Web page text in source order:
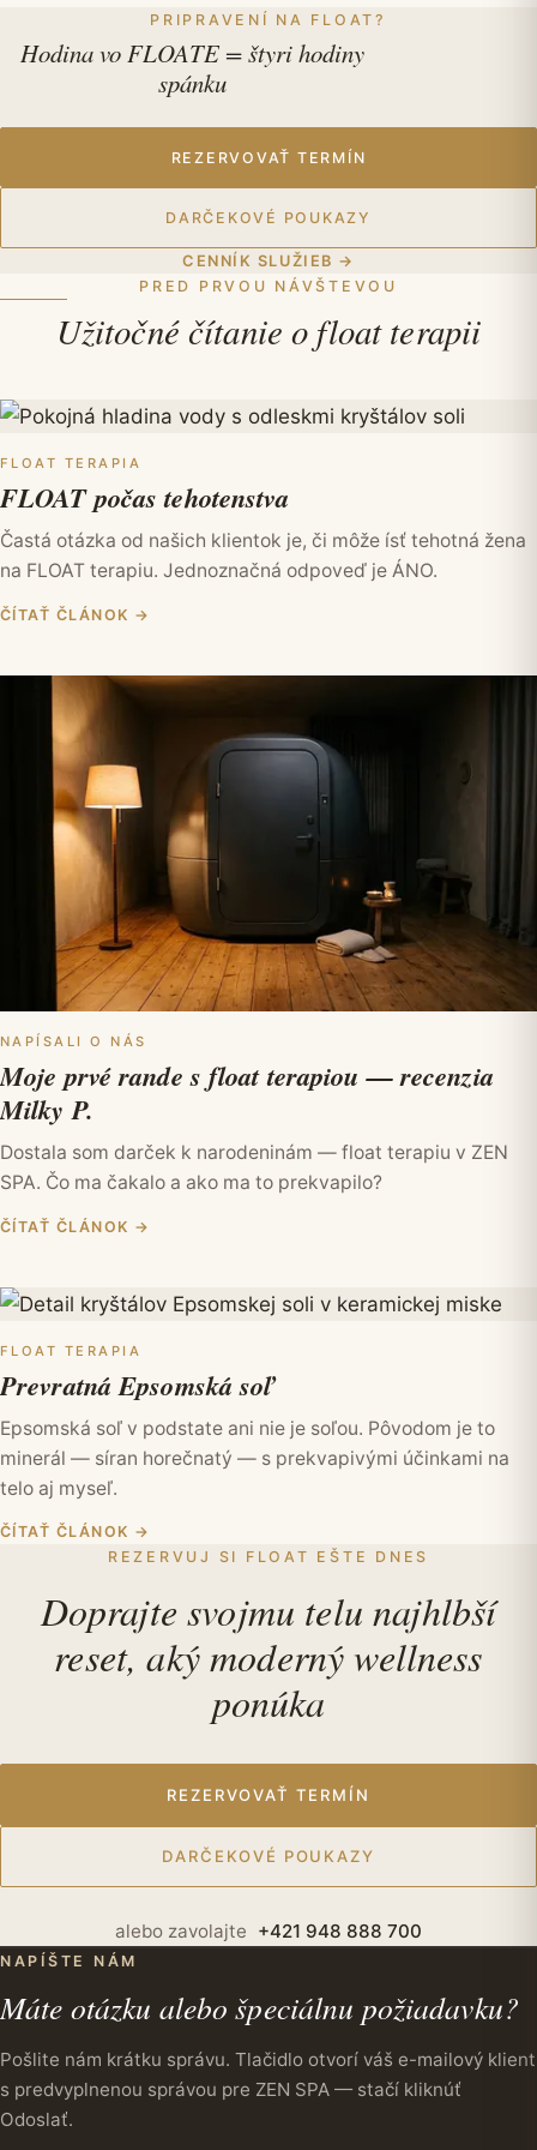
PRIPRAVENÍ NA FLOAT?
Hodina vo FLOATE = štyri hodiny
spánku
REZERVOVAŤ TERMÍN
DARČEKOVÉ POUKAZY
CENNÍK SLUŽIEB →
PRED PRVOU NÁVŠTEVOU
Užitočné čítanie o float terapii
FLOAT TERAPIA
FLOAT počas tehotenstva
Častá otázka od našich klientok je, či môže ísť tehotná žena
na FLOAT terapiu. Jednoznačná odpoveď je ÁNO.
ČÍTAŤ ČLÁNOK →
NAPÍSALI O NÁS
Moje prvé rande s float terapiou — recenzia
Milky P.
Dostala som darček k narodeninám — float terapiu v ZEN
SPA. Čo ma čakalo a ako ma to prekvapilo?
ČÍTAŤ ČLÁNOK →
FLOAT TERAPIA
Prevratná Epsomská soľ
Epsomská soľ v podstate ani nie je soľou. Pôvodom je to
minerál — síran horečnatý — s prekvapivými účinkami na
telo aj myseľ.
ČÍTAŤ ČLÁNOK →
REZERVUJ SI FLOAT EŠTE DNES
Doprajte svojmu telu najhlbší
reset, aký moderný wellness
ponúka
REZERVOVAŤ TERMÍN
DARČEKOVÉ POUKAZY
alebo zavolajte +421 948 888 700
NAPÍŠTE NÁM
Máte otázku alebo špeciálnu požiadavku?
Pošlite nám krátku správu. Tlačidlo otvorí váš e-mailový klient
s predvyplnenou správou pre ZEN SPA — stačí kliknúť
Odoslať.